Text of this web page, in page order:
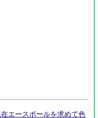
エースボールを求めて色